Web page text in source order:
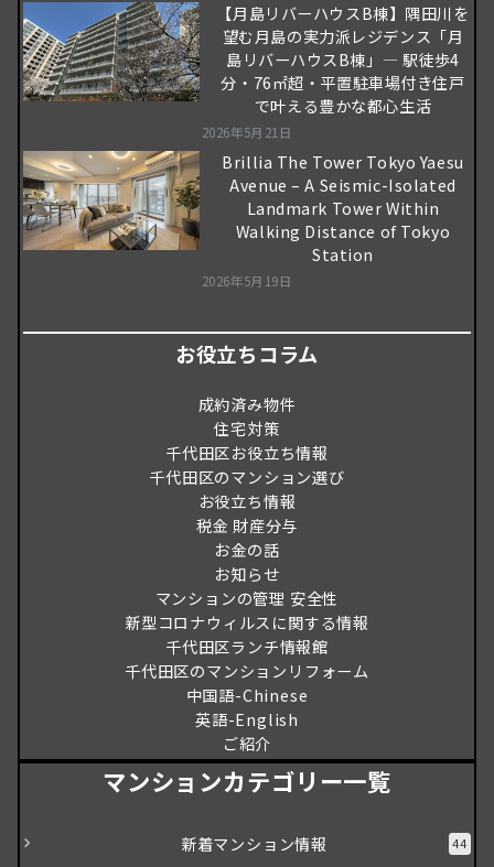
【月島リバーハウスB棟】隅田川を
望む月島の実力派レジデンス「月
島リバーハウスB棟」― 駅徒歩4
分・76㎡超・平置駐車場付き住戸
で叶える豊かな都心生活
2026年5月21日
Brillia The Tower Tokyo Yaesu
Avenue – A Seismic-Isolated
Landmark Tower Within
Walking Distance of Tokyo
Station
2026年5月19日
お役立ちコラム
成約済み物件
住宅対策
千代田区お役立ち情報
千代田区のマンション選び
お役立ち情報
税金 財産分与
お金の話
お知らせ
マンションの管理 安全性
新型コロナウィルスに関する情報
千代田区ランチ情報館
千代田区のマンションリフォーム
中国語-Chinese
英語-English
ご紹介
マンションカテゴリー一覧
新着マンション情報 44